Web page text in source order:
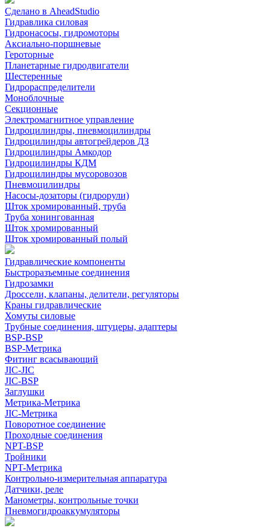
Сделано в AheadStudio
Гидравлика силовая
Гидронасосы, гидромоторы
Аксиально-поршневые
Героторные
Планетарные гидродвигатели
Шестеренные
Гидрораспределители
Моноблочные
Секционные
Электромагнитное управление
Гидроцилиндры, пневмоцилиндры
Гидроцилиндры автогрейдеров ДЗ
Гидроцилиндры Амкодор
Гидроцилиндры КДМ
Гидроцилиндры мусоровозов
Пневмоцилиндры
Насосы-дозаторы (гидрорули)
Шток хромированный, труба
Труба хонингованная
Шток хромированный
Шток хромированный полый
Гидравлические компоненты
Быстроразъемные соединения
Гидрозамки
Дроссели, клапаны, делители, регуляторы
Краны гидравлические
Хомуты силовые
Трубные соединения, штуцеры, адаптеры
BSP-BSP
BSP-Метрика
Фитинг всасывающий
JIC-JIC
JIC-BSP
Заглушки
Метрика-Метрика
JIC-Метрика
Поворотное соединение
Проходные соединения
NPT-BSP
Тройники
NPT-Метрика
Контрольно-измерительная аппаратура
Датчики, реле
Манометры, контрольные точки
Пневмогидроаккумуляторы